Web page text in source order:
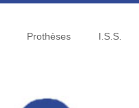
Prothèses I.S.S.